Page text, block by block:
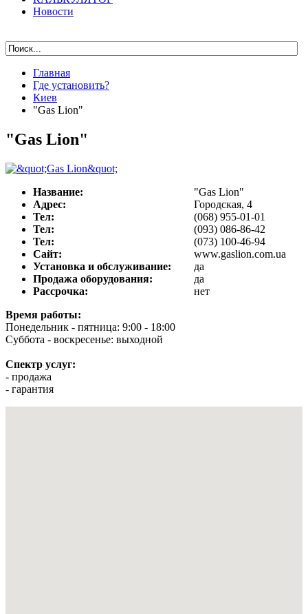
Новости
Главная
Где установить?
Киев
"Gas Lion"
"Gas Lion"
Название:
"Gas Lion"
Адрес:
Городская, 4
Тел:
(068) 955-01-01
Тел:
(093) 086-86-42
Тел:
(073) 100-46-94
Сайт:
www.gaslion.com.ua
Установка и обслуживание:
да
Продажа оборудования:
да
Рассрочка:
нет
Время работы:
Понедельник - пятница: 9:00 - 18:00
Суббота - воскресенье: выходной
Спектр услуг:
- продажа
- гарантия